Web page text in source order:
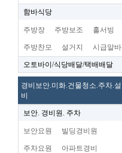
함바식당
주방장 주방보조 홀서빙
주방찬모 설거지 시급알바
오토바이/식당배달/택배배달
경비보안.미화.건물청소.주차.설
비
보안. 경비원. 주차
보안요원 빌딩경비원
주차요원 아파트경비